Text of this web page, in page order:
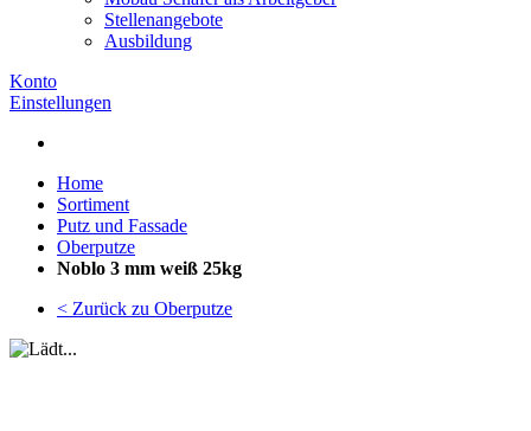
Stellenangebote
Ausbildung
Konto
Einstellungen
Home
Sortiment
Putz und Fassade
Oberputze
Noblo 3 mm weiß 25kg
< Zurück zu Oberputze